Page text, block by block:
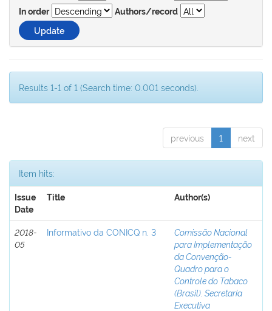
In order
Authors/record
Results 1-1 of 1 (Search time: 0.001 seconds).
previous 1 next
Item hits:
Issue
Date
Title Author(s)
2018-
05
Informativo da CONICQ n. 3
Comissão Nacional
para Implementação
da Convenção-
Quadro para o
Controle do Tabaco
(Brasil). Secretaria
Executiva